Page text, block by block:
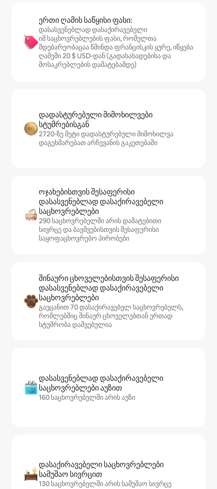
ერთი ღამის საწყისი ფასი:
დასასვენებლად დასაქირავებელი
იმ საცხოვრებლების ფასი, რომელთა
მდებარეობაცაა წმინდა ფრანცისკის ყურე, იწყება
ღამეში 20 $ USD‑დან (გადასახადებისა და
მოსაკრებლების დამატებამდე)
დადასტურებული მიმოხილვები
სტუმრებისგან
2720‑ზე მეტი დადასტურებული მიმოხილვა
დაგეხმარებათ არჩევანის გაკეთებაში
ოჯახებისთვის შესაფერისი
დასასვენებლად დასაქირავებელი
საცხოვრებლები
290 საცხოვრებელში არის დამატებითი
სივრცე და ბავშვებისთვის შესაფერისი
საყოფაცხოვრებო პირობები
შინაური ცხოველებისთვის შესაფერისი
დასასვენებლად დასაქირავებელი
საცხოვრებლები
გაეცანით 70 დასაქირავებელ საცხოვრებელს,
რომლებშიც შინაურ ცხოველებთან ერთად
სტუმრობა დაშვებულია
დასასვენებლად დასაქირავებელი
საცხოვრებლები აუზით
160 საცხოვრებელში არის აუზი
დასაქირავებელი საცხოვრებლები
სამუშაო სივრცით
130 საცხოვრებელში არის სამუშაო სივრცე